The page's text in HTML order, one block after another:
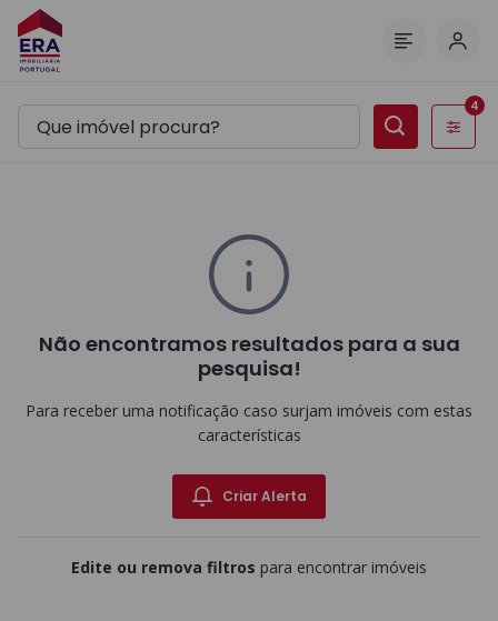
Filtros
4
Não encontramos resultados para a sua
pesquisa!
Para receber uma notificação caso surjam imóveis com estas
características
Criar Alerta
Edite ou remova filtros para encontrar imóveis